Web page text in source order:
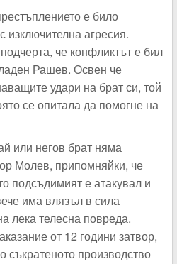
е било
агресия.
че конфликтът е бил
Рашев. Освен че
удари на брат си, той
се опитала да помогне на
или негов брат няма
Молев, припомняйки, че
подсъдимият е атакувал и
има влязъл в сила
лека телесна повреда.
от 12 години затвор,
съкратеното производство